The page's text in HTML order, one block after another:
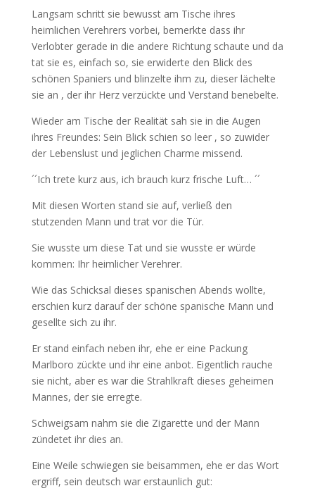
Langsam schritt sie bewusst am Tische ihres
heimlichen Verehrers vorbei, bemerkte dass ihr
Verlobter gerade in die andere Richtung schaute und da
tat sie es, einfach so, sie erwiderte den Blick des
schönen Spaniers und blinzelte ihm zu, dieser lächelte
sie an , der ihr Herz verzückte und Verstand benebelte.
Wieder am Tische der Realität sah sie in die Augen
ihres Freundes: Sein Blick schien so leer , so zuwider
der Lebenslust und jeglichen Charme missend.
´´Ich trete kurz aus, ich brauch kurz frische Luft… ´´
Mit diesen Worten stand sie auf, verließ den
stutzenden Mann und trat vor die Tür.
Sie wusste um diese Tat und sie wusste er würde
kommen: Ihr heimlicher Verehrer.
Wie das Schicksal dieses spanischen Abends wollte,
erschien kurz darauf der schöne spanische Mann und
gesellte sich zu ihr.
Er stand einfach neben ihr, ehe er eine Packung
Marlboro zückte und ihr eine anbot. Eigentlich rauche
sie nicht, aber es war die Strahlkraft dieses geheimen
Mannes, der sie erregte.
Schweigsam nahm sie die Zigarette und der Mann
zündetet ihr dies an.
Eine Weile schwiegen sie beisammen, ehe er das Wort
ergriff, sein deutsch war erstaunlich gut: